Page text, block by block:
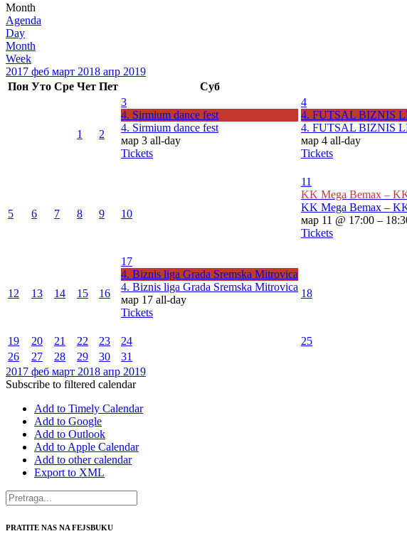
Month
Agenda
Day
Month
Week
2017 феб март 2018 апр 2019
Пон Уто Сре Чет Пет Суб
1 2
3
4. Sirmium dance fest
4. Sirmium dance fest
мар 3 all-day
Tickets
4
4. FUTSAL BIZNIS
4. FUTSAL BIZNIS
мар 4 all-day
Tickets
5 6 7 8 9 10
11
KK Mega Bemax –
KK Mega Bemax –
мар 11 @ 17:00 –
Tickets
12 13 14 15 16
17
4. Biznis liga Grada Sremska Mitrovica
4. Biznis liga Grada Sremska Mitrovica
мар 17 all-day
Tickets
18
19 20 21 22 23 24
25
26
27 28 29 30
31
2017 феб март 2018 апр 2019
Subscribe to filtered calendar
Add to Timely Calendar
Add to Google
Add to Outlook
Add to Apple Calendar
Add to other calendar
Export to XML
PRATITE NAS NA FEJSBUKU